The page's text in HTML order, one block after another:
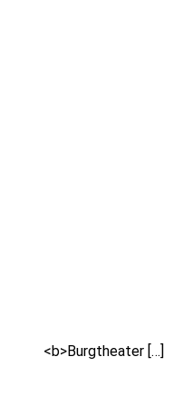
<b>Burgtheater […]